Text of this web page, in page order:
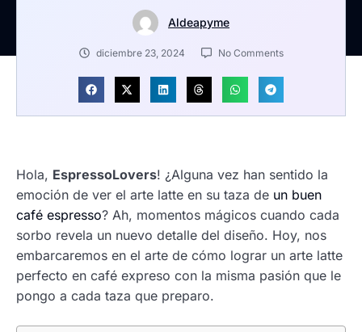
Aldeapyme
diciembre 23, 2024 No Comments
Hola, EspressoLovers! ¿Alguna vez han sentido la
emoción de ver el arte latte en su taza de un buen
café espresso? Ah, momentos mágicos cuando cada
sorbo revela un nuevo detalle del diseño. Hoy, nos
embarcaremos en el arte de cómo lograr un arte latte
perfecto en café expreso con la misma pasión que le
pongo a cada taza que preparo.